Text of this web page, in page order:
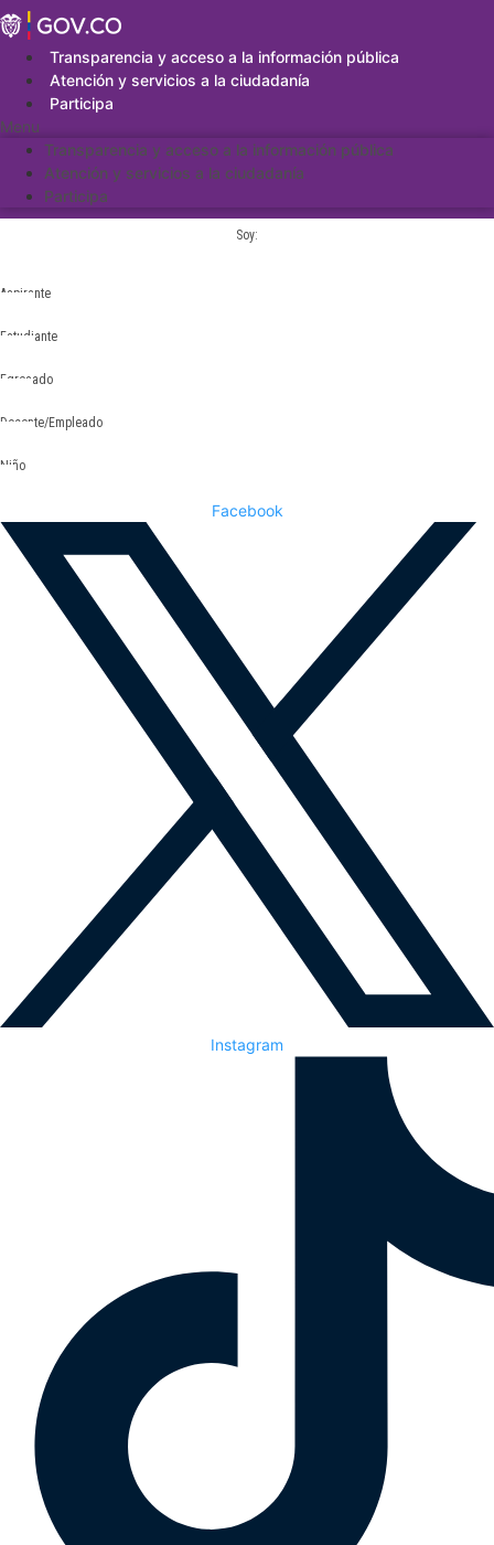
Saltar
al
contenidoTransparencia y acceso a la información pública
Atención y servicios a la ciudadanía
Participa
Menu
Transparencia y acceso a la información pública
Atención y servicios a la ciudadanía
Participa
Soy:
Aspirante
Estudiante
Egresado
Docente/Empleado
Niño
Facebook
Instagram